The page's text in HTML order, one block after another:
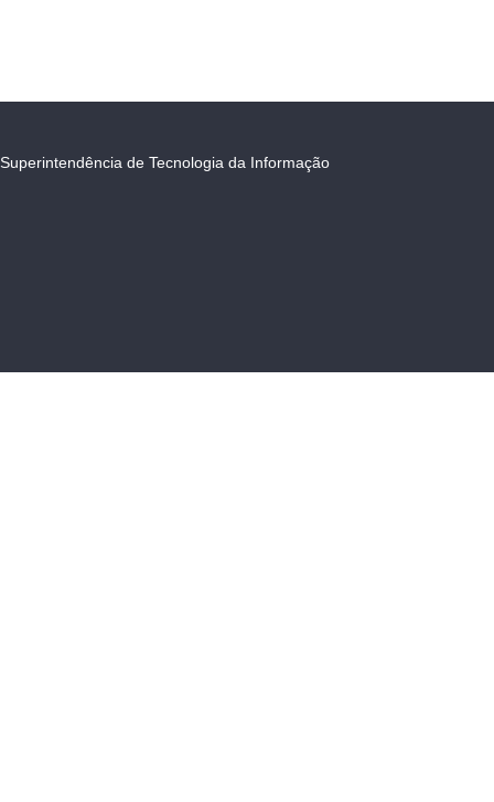
Superintendência de Tecnologia da Informação